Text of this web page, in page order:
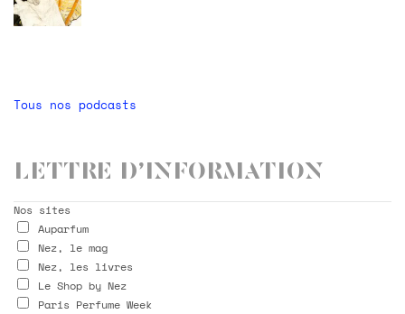
Tous nos podcasts
Lettre d’information
Nos sites
Auparfum
Nez, le mag
Nez, les livres
Le Shop by Nez
Paris Perfume Week